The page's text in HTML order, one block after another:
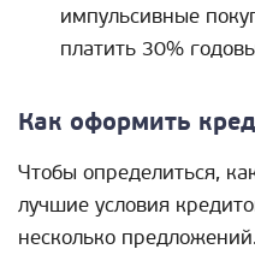
импульсивные
платить 30%
Как оформить
Чтобы определиться,
лучшие условия
несколько